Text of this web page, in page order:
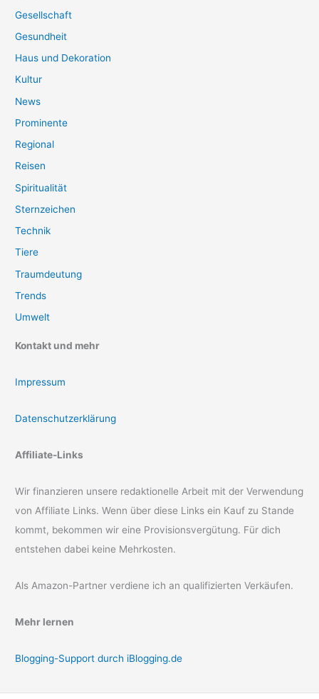
Gesellschaft
Gesundheit
Haus und Dekoration
Kultur
News
Prominente
Regional
Reisen
Spiritualität
Sternzeichen
Technik
Tiere
Traumdeutung
Trends
Umwelt
Kontakt und mehr
Impressum
Datenschutzerklärung
Affiliate-Links
Wir finanzieren unsere redaktionelle Arbeit mit der Verwendung
von Affiliate Links. Wenn über diese Links ein Kauf zu Stande
kommt, bekommen wir eine Provisionsvergütung. Für dich
entstehen dabei keine Mehrkosten.
Als Amazon-Partner verdiene ich an qualifizierten Verkäufen.
Mehr lernen
Blogging-Support durch iBlogging.de